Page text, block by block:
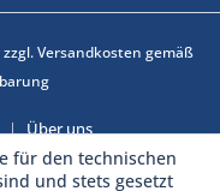
Versandkosten gemäß
Über uns
für den technischen
und stets gesetzt